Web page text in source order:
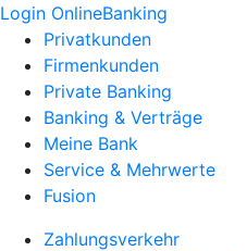
Login OnlineBanking
Privatkunden
Firmenkunden
Private Banking
Banking & Verträge
Meine Bank
Service & Mehrwerte
Fusion
Zahlungsverkehr